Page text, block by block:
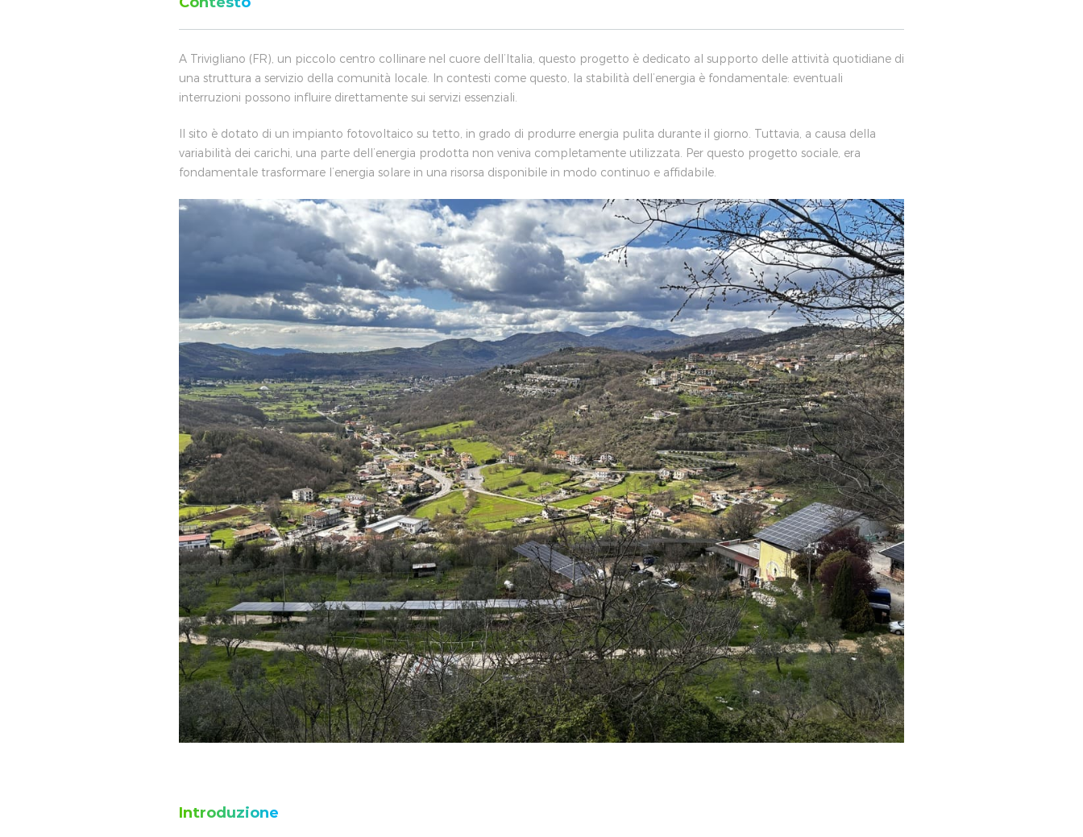
A Trivigliano (FR), un piccolo centro collinare nel cuore dell’Italia, questo progetto è dedicato al supporto delle attività quotidiane di
una struttura a servizio della comunità locale. In contesti come questo, la stabilità dell’energia è fondamentale: eventuali
interruzioni possono influire direttamente sui servizi essenziali.
Il sito è dotato di un impianto fotovoltaico su tetto, in grado di produrre energia pulita durante il giorno. Tuttavia, a causa della
variabilità dei carichi, una parte dell’energia prodotta non veniva completamente utilizzata. Per questo progetto sociale, era
fondamentale trasformare l’energia solare in una risorsa disponibile in modo continuo e affidabile.
Introduzione